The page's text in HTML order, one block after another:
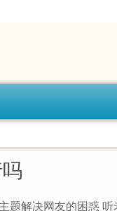
题解决网友的困惑